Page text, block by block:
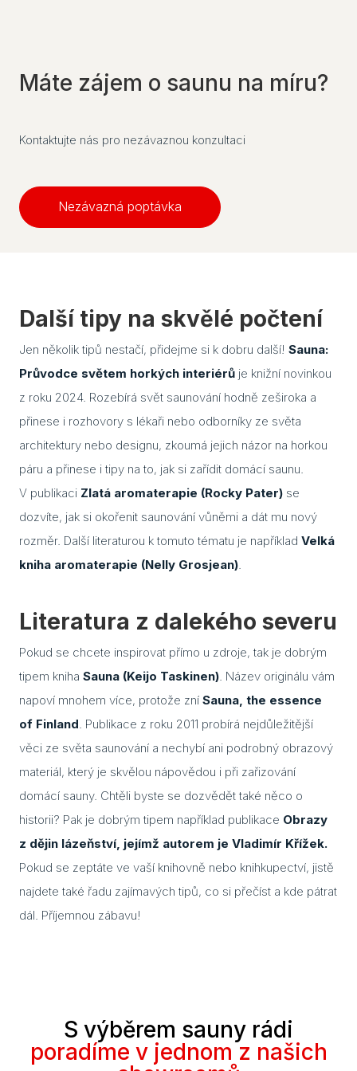
Máte zájem o saunu na míru?
Kontaktujte nás pro nezávaznou konzultaci
Nezávazná poptávka
Další tipy na skvělé počtení
Jen několik tipů nestačí, přidejme si k dobru další! Sauna:
Průvodce světem horkých interiérů je knižní novinkou
z roku 2024. Rozebírá svět saunování hodně zeširoka a
přinese i rozhovory s lékaři nebo odborníky ze světa
architektury nebo designu, zkoumá jejich názor na horkou
páru a přinese i tipy na to, jak si zařídit domácí saunu.
V publikaci Zlatá aromaterapie (Rocky Pater) se
dozvíte, jak si okořenit saunování vůněmi a dát mu nový
rozměr. Další literaturou k tomuto tématu je například Velká
kniha aromaterapie (Nelly Grosjean).
Literatura z dalekého severu
Pokud se chcete inspirovat přímo u zdroje, tak je dobrým
tipem kniha Sauna (Keijo Taskinen). Název originálu vám
napoví mnohem více, protože zní Sauna, the essence
of Finland. Publikace z roku 2011 probírá nejdůležitější
věci ze světa saunování a nechybí ani podrobný obrazový
materiál, který je skvělou nápovědou i při zařizování
domácí sauny. Chtěli byste se dozvědět také něco o
historii? Pak je dobrým tipem například publikace Obrazy
z dějin lázeňství, jejímž autorem je Vladimír Křížek.
Pokud se zeptáte ve vaší knihovně nebo knihkupectví, jistě
najdete také řadu zajímavých tipů, co si přečíst a kde pátrat
dál. Příjemnou zábavu!
S výběrem sauny rádi
poradíme v jednom z našich